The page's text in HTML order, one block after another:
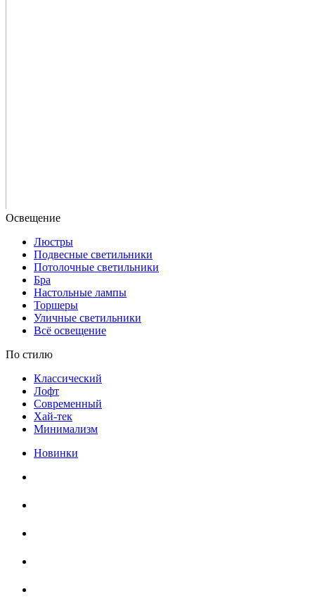
Люстры
Подвесные светильники
Потолочные светильники
Бра
Настольные лампы
Торшеры
Уличные светильники